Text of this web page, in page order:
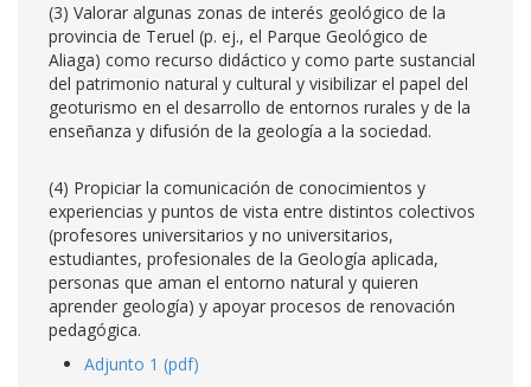
(3) Valorar algunas zonas de interés geológico de la
provincia de Teruel (p. ej., el Parque Geológico de
Aliaga) como recurso didáctico y como parte sustancial
del patrimonio natural y cultural y visibilizar el papel del
geoturismo en el desarrollo de entornos rurales y de la
enseñanza y difusión de la geología a la sociedad.
(4) Propiciar la comunicación de conocimientos y
experiencias y puntos de vista entre distintos colectivos
(profesores universitarios y no universitarios,
estudiantes, profesionales de la Geología aplicada,
personas que aman el entorno natural y quieren
aprender geología) y apoyar procesos de renovación
pedagógica.
Adjunto 1 (pdf)